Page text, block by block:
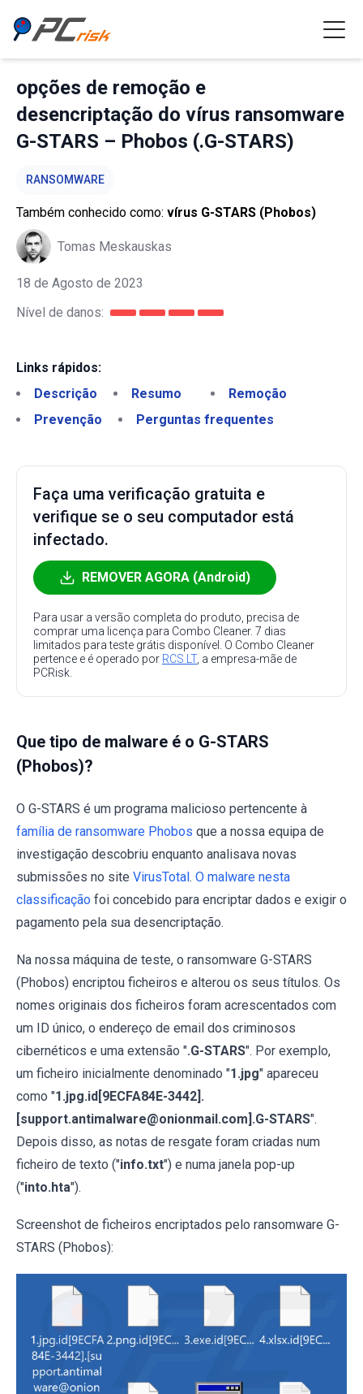
opções de remoção e
desencriptação do vírus ransomware
G-STARS – Phobos (.G-STARS)
RANSOMWARE
Também conhecido como: vírus G-STARS (Phobos)
Tomas Meskauskas
18 de Agosto de 2023
Nível de danos:
Links rápidos:
Descrição
Resumo
Remoção
Prevenção
Perguntas frequentes
Faça uma verificação gratuita e
verifique se o seu computador está
infectado.
REMOVER AGORA (Android)
Para usar a versão completa do produto, precisa de
comprar uma licença para Combo Cleaner. 7 dias
limitados para teste grátis disponível. O Combo Cleaner
pertence e é operado por RCS LT, a empresa-mãe de
PCRisk.
Que tipo de malware é o G-STARS
(Phobos)?
O G-STARS é um programa malicioso pertencente à
família de ransomware Phobos que a nossa equipa de
investigação descobriu enquanto analisava novas
submissões no site VirusTotal. O malware nesta
classificação foi concebido para encriptar dados e exigir o
pagamento pela sua desencriptação.
Na nossa máquina de teste, o ransomware G-STARS
(Phobos) encriptou ficheiros e alterou os seus títulos. Os
nomes originais dos ficheiros foram acrescentados com
um ID único, o endereço de email dos criminosos
cibernéticos e uma extensão ".G-STARS". Por exemplo,
um ficheiro inicialmente denominado "1.jpg" apareceu
como "1.jpg.id[9ECFA84E-3442].
[support.antimalware@onionmail.com].G-STARS".
Depois disso, as notas de resgate foram criadas num
ficheiro de texto ("info.txt") e numa janela pop-up
("into.hta").
Screenshot de ficheiros encriptados pelo ransomware G-
STARS (Phobos):